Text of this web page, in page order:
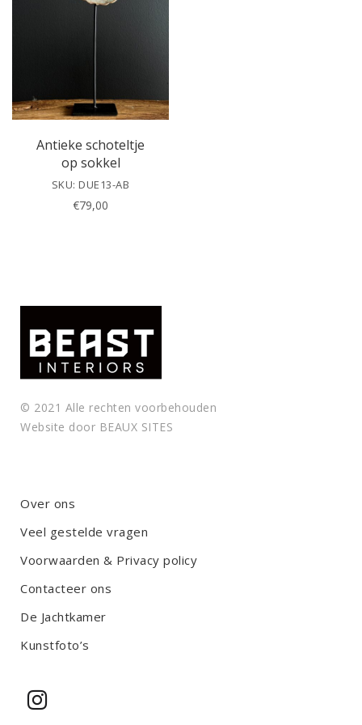
i
e
l
Antieke schoteltje
op sokkel
SKU: DUE13-AB
€79,00
© 2021 Alle rechten voorbehouden
Website door BEAUX SITES
Over ons
Veel gestelde vragen
Voorwaarden & Privacy policy
Contacteer ons
De Jachtkamer
Kunstfoto’s